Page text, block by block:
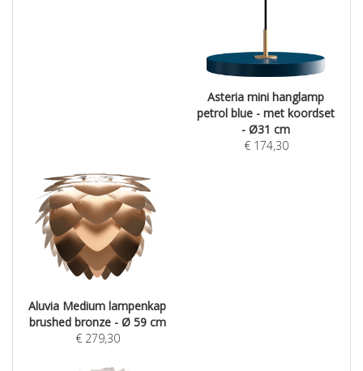
Asteria mini hanglamp
petrol blue - met koordset
- Ø31 cm
€ 174,30
Aluvia Medium lampenkap
brushed bronze - Ø 59 cm
€ 279,30